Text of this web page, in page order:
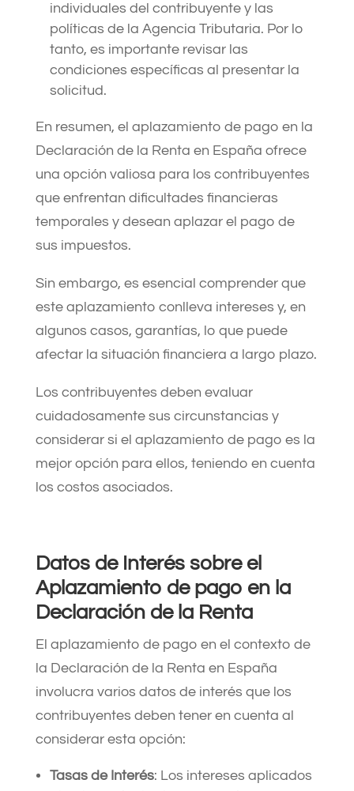
individuales del contribuyente y las
políticas de la Agencia Tributaria. Por lo
tanto, es importante revisar las
condiciones específicas al presentar la
solicitud.
En resumen, el aplazamiento de pago en la
Declaración de la Renta en España ofrece
una opción valiosa para los contribuyentes
que enfrentan dificultades financieras
temporales y desean aplazar el pago de
sus impuestos.
Sin embargo, es esencial comprender que
este aplazamiento conlleva intereses y, en
algunos casos, garantías, lo que puede
afectar la situación financiera a largo plazo.
Los contribuyentes deben evaluar
cuidadosamente sus circunstancias y
considerar si el aplazamiento de pago es la
mejor opción para ellos, teniendo en cuenta
los costos asociados.
Datos de Interés sobre el
Aplazamiento de pago en la
Declaración de la Renta
El aplazamiento de pago en el contexto de
la Declaración de la Renta en España
involucra varios datos de interés que los
contribuyentes deben tener en cuenta al
considerar esta opción:
Tasas de Interés: Los intereses aplicados